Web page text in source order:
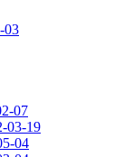
03
07
03-19
04